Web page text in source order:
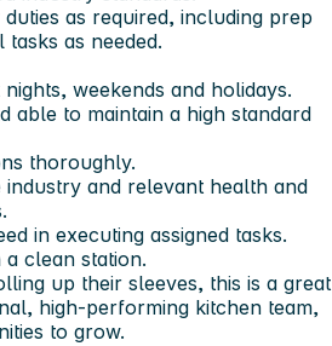
as required, including prep
as needed.
weekends and holidays.
able to maintain a high standard
thoroughly.
and relevant health and
in executing assigned tasks.
clean station.
up their sleeves, this is a great
high-performing kitchen team,
to grow.